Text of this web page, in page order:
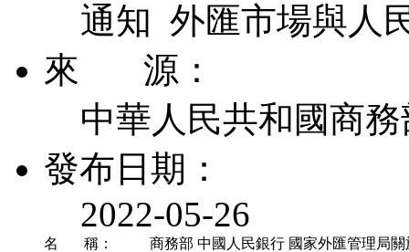
通知 外匯市場與人
來 源：
中華人民共和國商務
發布日期：
2022-05-26
名 稱： 商務部 中國人民銀行 國家外匯管理局